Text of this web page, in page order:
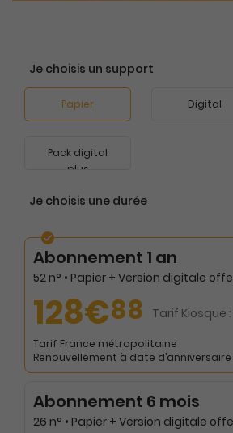
Je choisis un support
Papier Digital
Pack digital
plus
Je choisis une durée
Abonnement 1 an
128€88 Tarif Kiosque :
Tarif France métropolitaine
Renouvellement à date d’anniversaire
Abonnement 6 mois